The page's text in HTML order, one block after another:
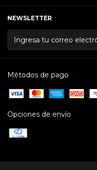
NEWSLETTER
Métodos de pago
Opciones de envío